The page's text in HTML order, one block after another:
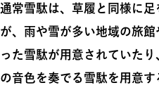
通常雪駄は、草履と同様に
が、雨や雪が多い地域の旅
った雪駄が用意されていた
の音色を奏でる雪駄を用意す